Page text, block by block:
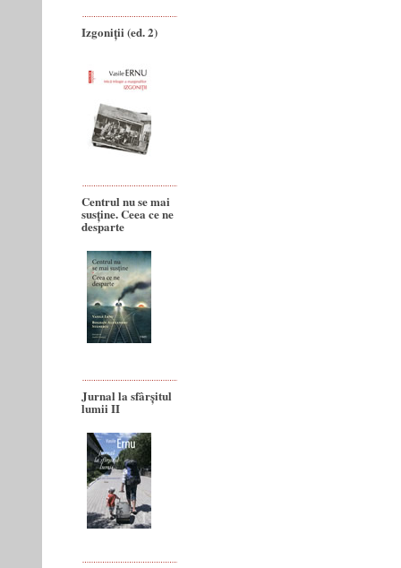
Izgoniții (ed. 2)
Centrul nu se mai
susține. Ceea ce ne
desparte
Jurnal la sfârșitul
lumii II